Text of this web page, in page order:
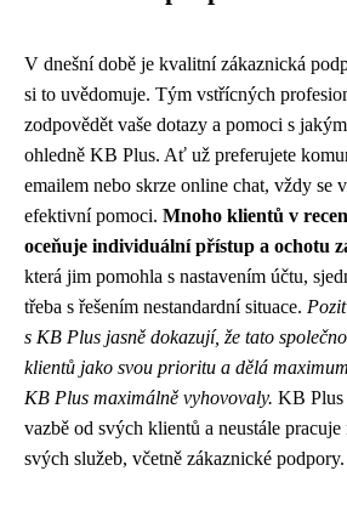
V dnešní době je kvalitní zákaznická
si to uvědomuje. Tým vstřícných
zodpovědět vaše dotazy a pomoci s
ohledně KB Plus. Ať už preferujete
emailem nebo skrze online chat, vždy se
efektivní pomoci. Mnoho klientů v
oceňuje individuální přístup a ochotu
která jim pomohla s nastavením účtu,
třeba s řešením nestandardní situace.
s KB Plus jasně dokazují, že tato
klientů jako svou prioritu a dělá
KB Plus maximálně vyhovovaly. KB Plus
vazbě od svých klientů a neustále
svých služeb, včetně zákaznické podpory.